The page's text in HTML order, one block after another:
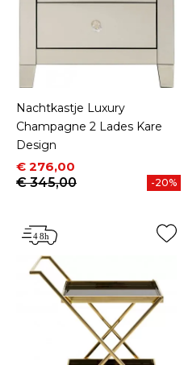
Nachtkastje Luxury
Champagne 2 Lades Kare
Design
Prijs
€ 276,00
Normale prijs
€ 345,00
-20%